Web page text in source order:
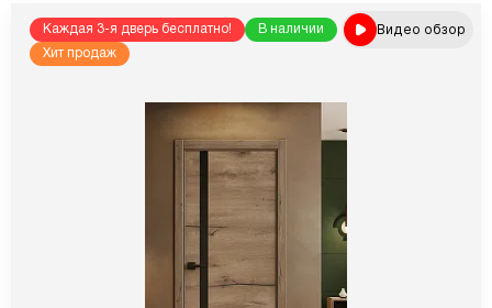
Каждая 3-я дверь бесплатно!
В наличии
Хит продаж
Видео обзор